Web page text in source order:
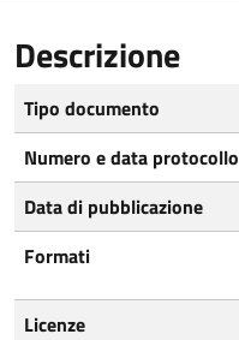
Descrizione
Tipo documento
Numero e data protocollo
Data di pubblicazione
Formati
Licenze